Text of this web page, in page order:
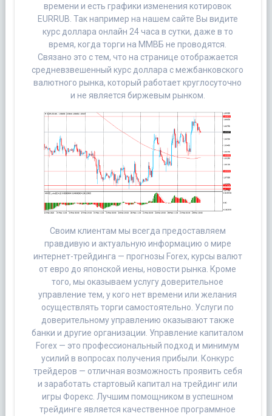
времени и есть графики изменения котировок
EURRUB. Так например на нашем сайте Вы видите
курс доллара онлайн 24 часа в сутки, даже в то
время, когда торги на ММВБ не проводятся.
Связано это с тем, что на странице отображается
средневзвешенный курс доллара с межбанковского
валютного рынка, который работает круглосуточно
и не является биржевым рынком.
Своим клиентам мы всегда предоставляем
правдивую и актуальную информацию о мире
интернет-трейдинга — прогнозы Forex, курсы валют
от евро до японской иены, новости рынка. Кроме
того, мы оказываем услугу доверительное
управление тем, у кого нет времени или желания
осуществлять торги самостоятельно. Услуги по
доверительному управлению оказывают также
банки и другие организации. Управление капиталом
Forex — это профессиональный подход и минимум
усилий в вопросах получения прибыли. Конкурс
трейдеров — отличная возможность проявить себя
и заработать стартовый капитал на трейдинг или
игры Форекс. Лучшим помощником в успешном
трейдинге является качественное программное